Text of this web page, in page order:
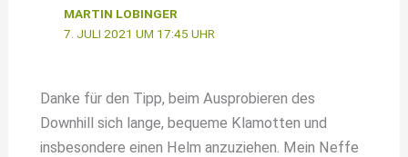
MARTIN LOBINGER
7. JULI 2021 UM 17:45 UHR
Danke für den Tipp, beim Ausprobieren des
Downhill sich lange, bequeme Klamotten und
insbesondere einen Helm anzuziehen. Mein Neffe